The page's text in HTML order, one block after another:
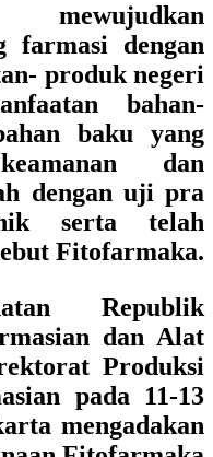
farmasi dengan
produk negeri
bahan-
baku yang
dan
dengan uji pra
serta telah
Fitofarmaka.
Republik
dan Alat
Produksi
pada 11-13
mengadakan